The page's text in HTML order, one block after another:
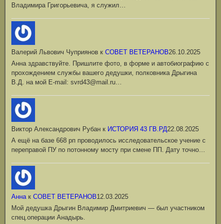
Владимира Григорьевича, я служил…
Валерий Львович Чуприянов к СОВЕТ ВЕТЕРАНОВ26.10.2025
Анна здравствуйте. Пришлите фото, в форме и автобиографию с
прохождением службы вашего дедушки, полковника Дрыгина
В.Д. на мой Е-mail: svrd43@mail.ru…
Виктор Александрович Рубан к ИСТОРИЯ 43 ГВ.РД22.08.2025
А ещё на базе 668 рп проводилось исследовательское учение с
переправой ПУ по потонному мосту при смене ПП. Дату точно…
Аннак СОВЕТ ВЕТЕРАНОВ12.03.2025
Мой дедушка Дрыгин Владимир Дмитриевич — был участником
спец.операции Анадырь.